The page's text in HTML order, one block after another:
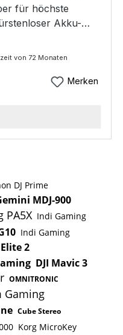
in
1,5 m/s²
BL1820B
für höchste
Akku-
Bohren
Gang-Getriebe,
Schraubfall)
Partner im
Größe 3,
wenn der Akku fast
sensing
beim Blockieren
0-650 /
140 / 68 Nm
/ 21
000 min⁻¹
in
in Stahl: 20 mm
mm Gewicht inkl.
von 72 Monaten
Merken
DJ Prime
MDJ-900
PA5X Indi Gaming
Indi Gaming
2
DJI Mavic 3
OMNITRONIC
Gaming
Cube Stereo
Korg MicroKey